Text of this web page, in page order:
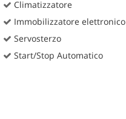
Climatizzatore
Immobilizzatore elettronico
Servosterzo
Start/Stop Automatico